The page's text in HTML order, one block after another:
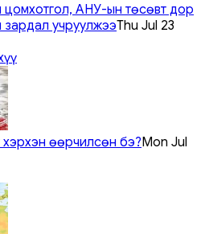
АНУ-ын төсөвт дор
учруулжээThu Jul 23
хэрхэн өөрчилсөн бэ?Mon Jul